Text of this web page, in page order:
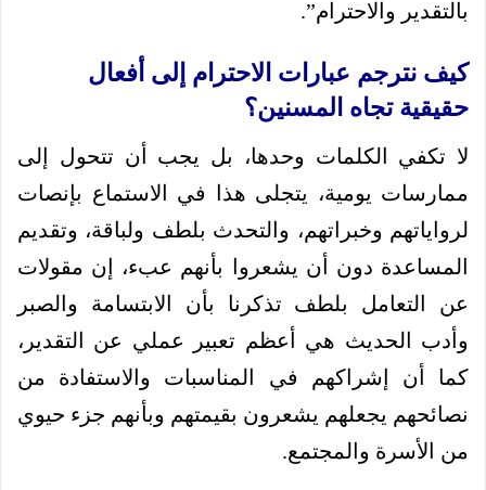
بالتقدير والاحترام”.
كيف نترجم عبارات الاحترام إلى أفعال
حقيقية تجاه المسنين؟
لا تكفي الكلمات وحدها، بل يجب أن تتحول إلى
ممارسات يومية، يتجلى هذا في الاستماع بإنصات
لرواياتهم وخبراتهم، والتحدث بلطف ولباقة، وتقديم
المساعدة دون أن يشعروا بأنهم عبء، إن مقولات
عن التعامل بلطف تذكرنا بأن الابتسامة والصبر
وأدب الحديث هي أعظم تعبير عملي عن التقدير،
كما أن إشراكهم في المناسبات والاستفادة من
نصائحهم يجعلهم يشعرون بقيمتهم وبأنهم جزء حيوي
من الأسرة والمجتمع.